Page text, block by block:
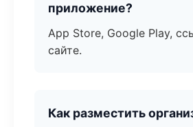
приложение?
App Store, Google Play,
сайте.
Как разместить